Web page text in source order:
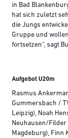
in Bad
hat sich zuletzt
die Jungs
Gruppe und
fortsetzen“, sagt
Aufgebot U20m
Rasmus
Gummersbach /
Leipzig), Noah
Neuhausen/Filder
Magdeburg), Finn